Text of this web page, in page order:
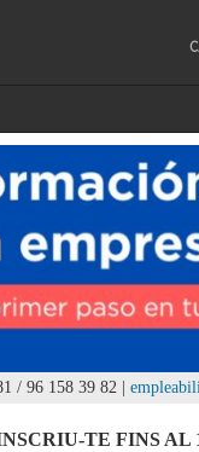
/ 96 158 39 82 |
TE FINS AL